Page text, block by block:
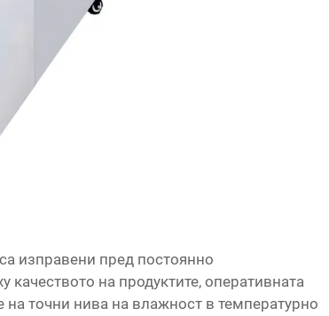
изправени пред постоянно
качеството на продуктите, оперативната
точни нива на влажност в температурно